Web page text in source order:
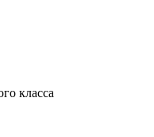
класса